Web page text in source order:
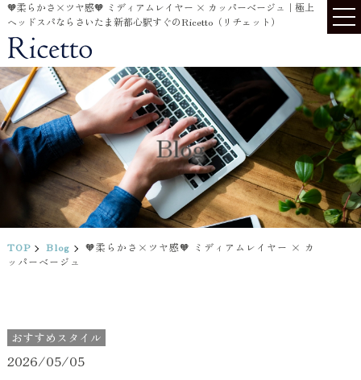
🧡柔らかさ×ツヤ感🧡 ミディアムレイヤー × カッパーベージュ｜極上
ヘッドスパならさいたま新都心駅すぐのRicetto（リチェット）
Blog
TOP Blog
🧡柔らかさ×ツヤ感🧡 ミディアムレイヤー × カ
ッパーベージュ
おすすめスタイル
2026/05/05